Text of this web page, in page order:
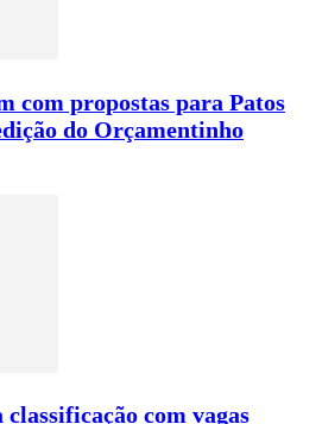
com propostas para Patos
do Orçamentinho
com vagas